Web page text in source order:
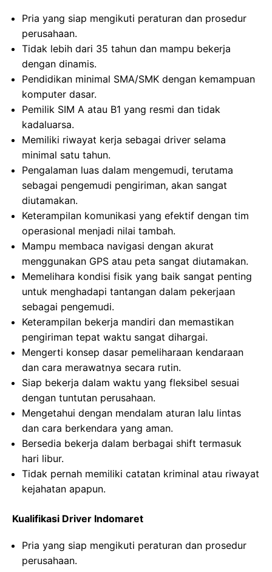
Pria yang siap mengikuti peraturan dan prosedur
perusahaan.
Tidak lebih dari 35 tahun dan mampu bekerja
dengan dinamis.
Pendidikan minimal SMA/SMK dengan kemampuan
komputer dasar.
Pemilik SIM A atau B1 yang resmi dan tidak
kadaluarsa.
Memiliki riwayat kerja sebagai driver selama
minimal satu tahun.
Pengalaman luas dalam mengemudi, terutama
sebagai pengemudi pengiriman, akan sangat
diutamakan.
Keterampilan komunikasi yang efektif dengan tim
operasional menjadi nilai tambah.
Mampu membaca navigasi dengan akurat
menggunakan GPS atau peta sangat diutamakan.
Memelihara kondisi fisik yang baik sangat penting
untuk menghadapi tantangan dalam pekerjaan
sebagai pengemudi.
Keterampilan bekerja mandiri dan memastikan
pengiriman tepat waktu sangat dihargai.
Mengerti konsep dasar pemeliharaan kendaraan
dan cara merawatnya secara rutin.
Siap bekerja dalam waktu yang fleksibel sesuai
dengan tuntutan perusahaan.
Mengetahui dengan mendalam aturan lalu lintas
dan cara berkendara yang aman.
Bersedia bekerja dalam berbagai shift termasuk
hari libur.
Tidak pernah memiliki catatan kriminal atau riwayat
kejahatan apapun.
Kualifikasi Driver Indomaret
Pria yang siap mengikuti peraturan dan prosedur
perusahaan.